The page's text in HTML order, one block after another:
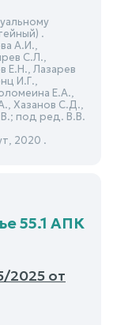
.
А.И.,
С.Л.,
Е.Н., Лазарев
И.Г.,
Е.А.,
Хазанов С.Д.,
под ред. В.В.
2020 .
55.1 АПК
2025 от